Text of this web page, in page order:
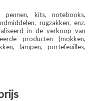
pennen, kits, notebooks,
rugzakken, enz.
in de verkoop van
producten (mokken,
lampen, portefeuilles,